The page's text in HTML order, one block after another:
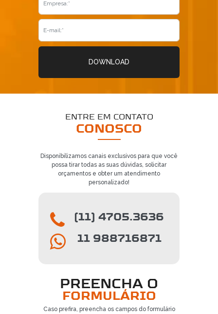
DOWNLOAD
ENTRE EM CONTATO
CONOSCO
Disponibilizamos canais exclusivos para que você
possa tirar todas as suas dúvidas, solicitar
orçamentos e obter um atendimento
personalizado!
(11) 4705.3636
11 988716871
PREENCHA O
FORMULÁRIO
Caso prefira, preencha os campos do formulário